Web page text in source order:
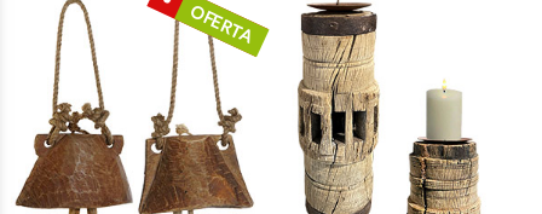
OFERTA